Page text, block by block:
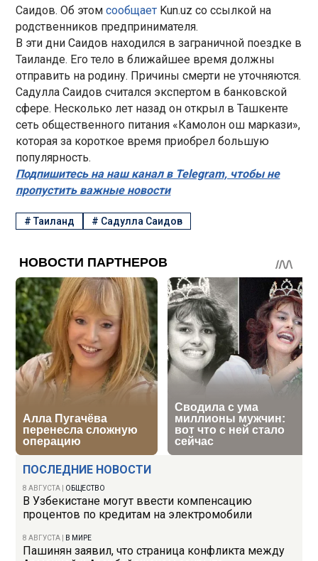
ПОСЛЕДНИЕ НОВОСТИ
8 АВГУСТА ОБЩЕСТВО
В Узбекистане могут ввести компенсацию
процентов по кредитам на электромобили
8 АВГУСТА В МИРЕ
Пашинян заявил, что страница конфликта между
Саидов. Об этомсообщает Kun.uz со ссылкой на
родственников предпринимателя.
В эти дни Саидов находился в заграничной поездке в
Таиланде. Его тело в ближайшее время должны
отправить на родину. Причины смерти не уточняются.
Садулла Саидов считался экспертом в банковской
сфере. Несколько лет назад он открыл в Ташкенте
сеть общественного питания «Камолон ош маркази»,
которая за короткое время приобрел большую
популярность.
Подпишитесь на наш канал в Telegram, чтобы не
пропустить важные новости
#Таиланд # Садулла Саидов